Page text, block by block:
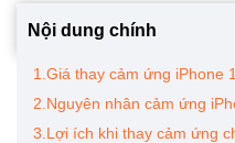
Nội dung chính
1.Giá thay cảm ứng iPhone
2.Nguyên nhân cảm ứng
3.Lợi ích khi thay cảm ứng